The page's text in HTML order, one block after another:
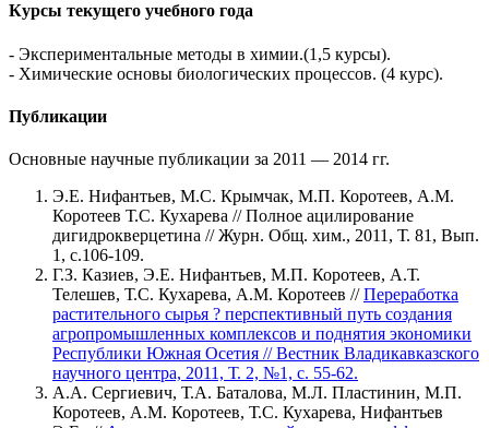
Курсы текущего учебного года
- Экспериментальные методы в химии.(1,5 курсы).
- Химические основы биологических процессов. (4 курс).
Публикации
Основные научные публикации за 2011 — 2014 гг.
Э.Е. Нифантьев, М.С. Крымчак, М.П. Коротеев, А.М.
Коротеев Т.С. Кухарева // Полное ацилирование
дигидрокверцетина // Журн. Общ. хим., 2011, Т. 81, Вып.
1, с.106-109.
Г.З. Казиев, Э.Е. Нифантьев, М.П. Коротеев, А.Т.
Телешев, Т.С. Кухарева, А.М. Коротеев //Переработка
растительного сырья ? перспективный путь создания
агропромышленных комплексов и поднятия экономики
Республики Южная Осетия // Вестник Владикавказского
научного центра, 2011, Т. 2, №1, с. 55-62.
А.А. Сергиевич, Т.А. Баталова, М.Л. Пластинин, М.П.
Коротеев, А.М. Коротеев, Т.С. Кухарева, Нифантьев